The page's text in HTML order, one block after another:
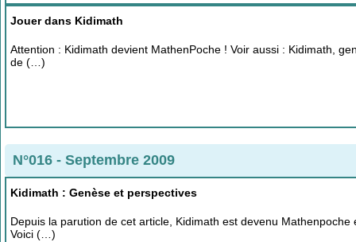
Jouer dans Kidimath
Attention : Kidimath devient MathenPoche ! Voir aussi : Kidimath,
de (…)
N°016 - Septembre 2009
Kidimath : Genèse et perspectives
Depuis la parution de cet article, Kidimath est devenu
Voici (…)